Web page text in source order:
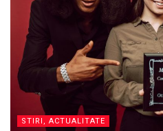
STIRI, ACTUALITATE